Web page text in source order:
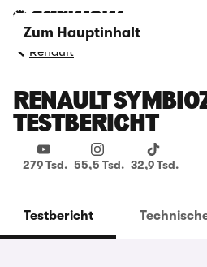
Zum Hauptinhalt
Renault
RENAULT
TESTBERICHT
279 Tsd. 55,5 Tsd. 32,9 Tsd.
Testbericht